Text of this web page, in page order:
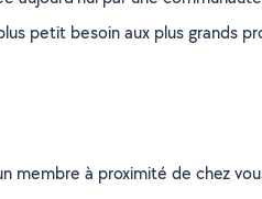
petit besoin aux plus grands
membre à proximité de chez